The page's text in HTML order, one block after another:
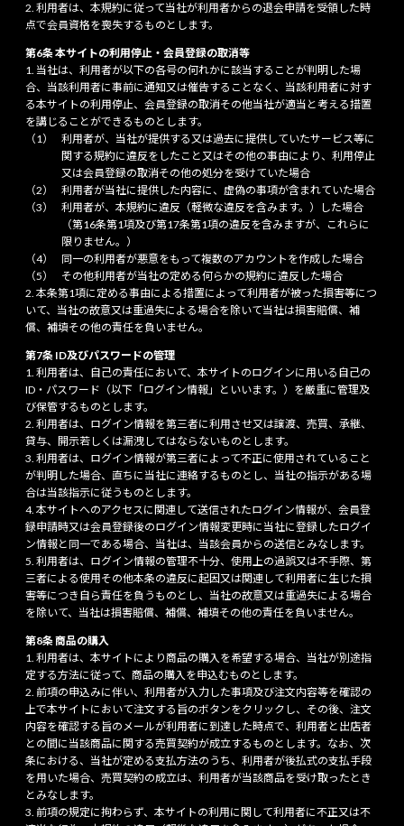
利用者は、本規約に従って当社が利用者からの退会申請を受領した時
点で会員資格を喪失するものとします。
第6条 本サイトの利用停止・会員登録の取消等
当社は、利用者が以下の各号の何れかに該当することが判明した場
合、当該利用者に事前に通知又は催告することなく、当該利用者に対す
る本サイトの利用停止、会員登録の取消その他当社が適当と考える措置
を講じることができるものとします。
利用者が、当社が提供する又は過去に提供していたサービス等に
関する規約に違反をしたこと又はその他の事由により、利用停止
又は会員登録の取消その他の処分を受けていた場合
利用者が当社に提供した内容に、虚偽の事項が含まれていた場合
利用者が、本規約に違反（軽微な違反を含みます。）した場合
（第16条第1項及び第17条第1項の違反を含みますが、これらに
限りません。）
同一の利用者が悪意をもって複数のアカウントを作成した場合
その他利用者が当社の定める何らかの規約に違反した場合
本条第1項に定める事由による措置によって利用者が被った損害等につ
いて、当社の故意又は重過失による場合を除いて当社は損害賠償、補
償、補填その他の責任を負いません。
第7条 ID及びパスワードの管理
利用者は、自己の責任において、本サイトのログインに用いる自己の
ID・パスワード（以下「ログイン情報」といいます。）を厳重に管理及
び保管するものとします。
利用者は、ログイン情報を第三者に利用させ又は譲渡、売買、承継、
貸与、開示若しくは漏洩してはならないものとします。
利用者は、ログイン情報が第三者によって不正に使用されていること
が判明した場合、直ちに当社に連絡するものとし、当社の指示がある場
合は当該指示に従うものとします。
本サイトへのアクセスに関連して送信されたログイン情報が、会員登
録申請時又は会員登録後のログイン情報変更時に当社に登録したログイ
ン情報と同一である場合、当社は、当該会員からの送信とみなします。
利用者は、ログイン情報の管理不十分、使用上の過誤又は不手際、第
三者による使用その他本条の違反に起因又は関連して利用者に生じた損
害等につき自ら責任を負うものとし、当社の故意又は重過失による場合
を除いて、当社は損害賠償、補償、補填その他の責任を負いません。
第8条 商品の購入
利用者は、本サイトにより商品の購入を希望する場合、当社が別途指
定する方法に従って、商品の購入を申込むものとします。
前項の申込みに伴い、利用者が入力した事項及び注文内容等を確認の
上で本サイトにおいて注文する旨のボタンをクリックし、その後、注文
内容を確認する旨のメールが利用者に到達した時点で、利用者と出店者
との間に当該商品に関する売買契約が成立するものとします。なお、次
条における、当社が定める支払方法のうち、利用者が後払式の支払手段
を用いた場合、売買契約の成立は、利用者が当該商品を受け取ったとき
とみなします。
前項の規定に拘わらず、本サイトの利用に関して利用者に不正又は不